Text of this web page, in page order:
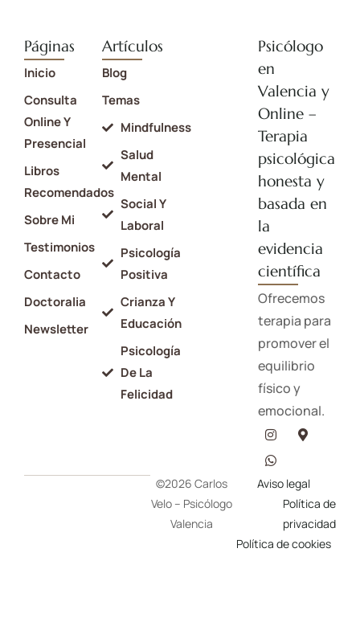
Páginas
Inicio
Consulta
Online Y
Presencial
Libros
Recomendados
Sobre Mi
Testimonios
Contacto
Doctoralia
Newsletter
Artículos
Blog
Temas
Mindfulness
Salud
Mental
Social Y
Laboral
Psicología
Positiva
Crianza Y
Educación
Psicología
De La
Felicidad
Psicólogo
en
Valencia y
Online –
Terapia
psicológica
honesta y
basada en
la
evidencia
científica
Ofrecemos
terapia para
promover el
equilibrio
físico y
emocional.
©2026 Carlos
Velo – Psicólogo
Valencia
Aviso legal
Política de
privacidad
Política de cookies